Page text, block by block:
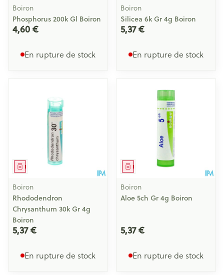
Boiron
Phosphorus 200k Gl Boiron
4,60 €
En rupture de stock
Boiron
Silicea 6k Gr 4g Boiron
5,37 €
En rupture de stock
Médicament
Boiron
Rhododendron
Chrysanthum 30k Gr 4g
Boiron
5,37 €
En rupture de stock
Médicament
Boiron
Aloe 5ch Gr 4g Boiron
5,37 €
En rupture de stock